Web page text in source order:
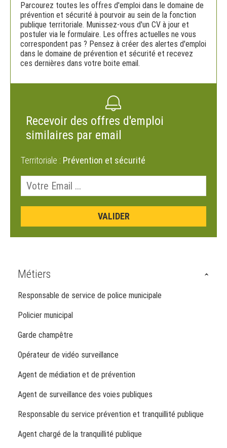
Parcourez toutes les offres d'emploi dans le domaine de
prévention et sécurité à pourvoir au sein de la fonction
publique territoriale. Munissez-vous d'un CV à jour et
postuler via le formulaire. Les offres actuelles ne vous
correspondent pas ? Pensez à créer des alertes d'emploi
dans le domaine de prévention et sécurité et recevez
ces dernières dans votre boite email.
Recevoir des offres d'emploi
similaires par email
Territoriale : Prévention et sécurité
Métiers
Responsable de service de police municipale
Policier municipal
Garde champêtre
Opérateur de vidéo surveillance
Agent de médiation et de prévention
Agent de surveillance des voies publiques
Responsable du service prévention et tranquillité publique
Agent chargé de la tranquillité publique